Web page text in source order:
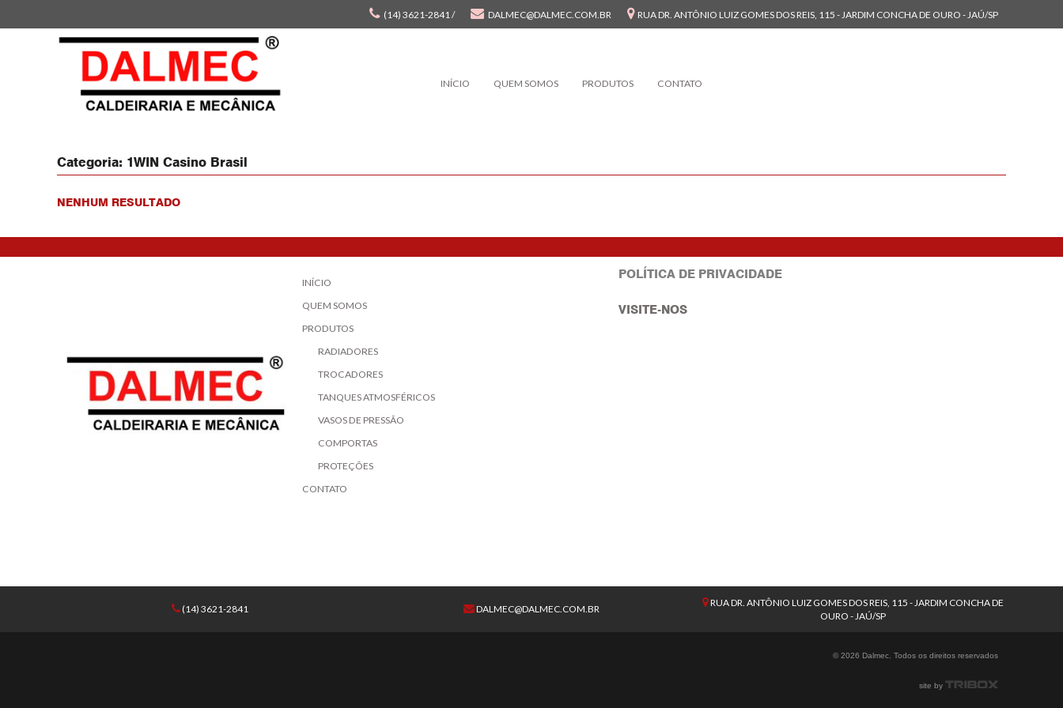
(14) 3621-2841 / DALMEC@DALMEC.COM.BR RUA DR. ANTÔNIO LUIZ GOMES DOS REIS, 115 - JARDIM CONCHA DE OURO - JAÚ/SP
INÍCIO QUEM SOMOS PRODUTOS CONTATO
Categoria: 1WIN Casino Brasil
NENHUM RESULTADO
INÍCIO
QUEM SOMOS
PRODUTOS
RADIADORES
TROCADORES
TANQUES ATMOSFÉRICOS
VASOS DE PRESSÃO
COMPORTAS
PROTEÇÕES
CONTATO
POLÍTICA DE PRIVACIDADE
VISITE-NOS
(14) 3621-2841 DALMEC@DALMEC.COM.BR
RUA DR. ANTÔNIO LUIZ GOMES DOS REIS, 115 - JARDIM CONCHA DE
OURO - JAÚ/SP
© 2026 Dalmec. Todos os direitos reservados
site by